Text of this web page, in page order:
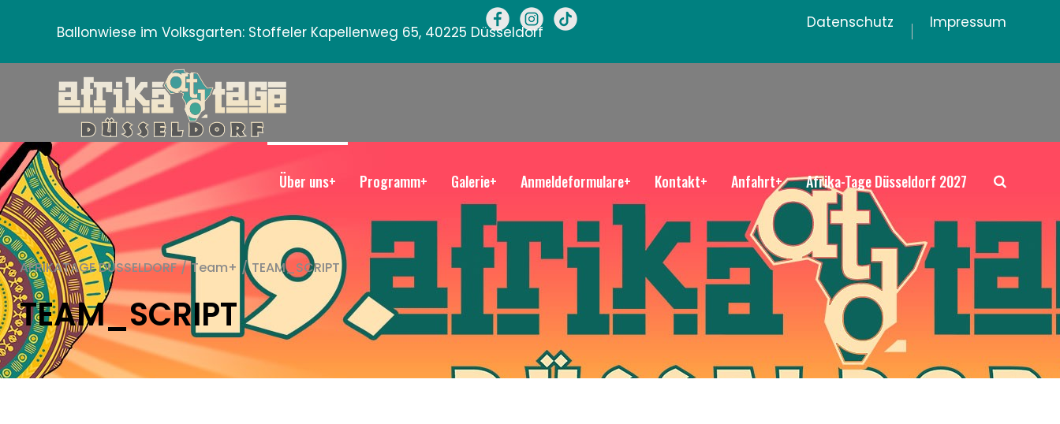
Ballonwiese im Volksgarten: Stoffeler Kapellenweg 65, 40225 Düsseldorf
Datenschutz Impressum
Über uns+ Programm+ Galerie+ Anmeldeformulare+ Kontakt+ Anfahrt+ Afrika-Tage Düsseldorf 2027
AFRIKATAGE DÜSSELDORF / Team+ / TEAM_SCRIPT
TEAM_SCRIPT